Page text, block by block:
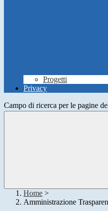
Progetti
Privacy
Campo di ricerca per le pagine
Home >
Amministrazione